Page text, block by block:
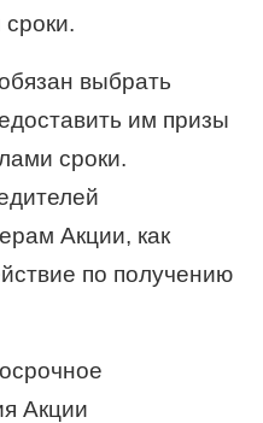
выбрать
им призы
сроки.
Акции, как
по получению
Акции